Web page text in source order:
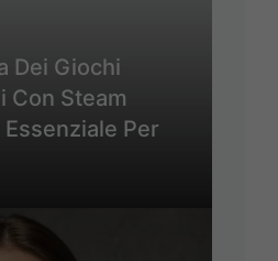
Dei Giochi
Con Steam
Per